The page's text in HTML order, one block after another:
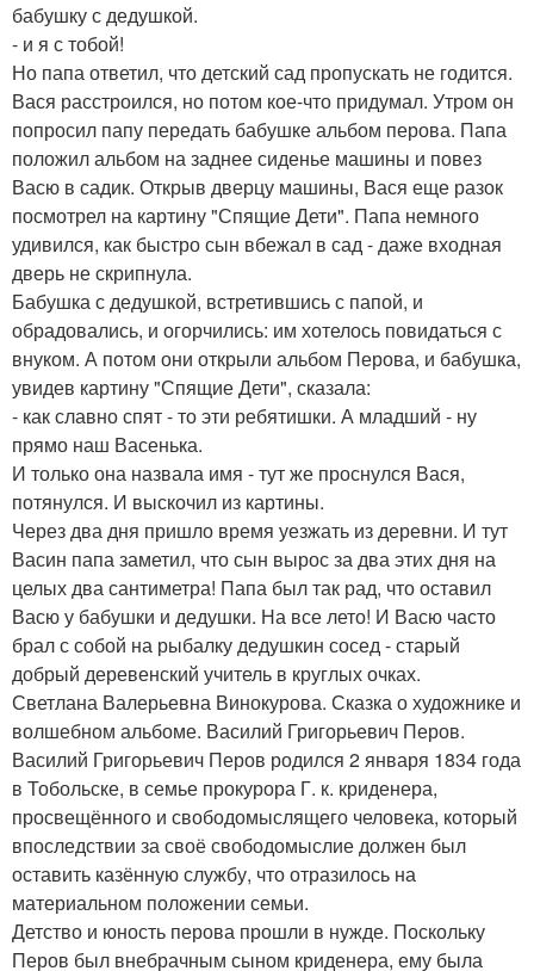
бабушку с дедушкой.
- и я с тобой!
Но папа ответил, что детский сад пропускать не годится.
Вася расстроился, но потом кое-что придумал. Утром он
попросил папу передать бабушке альбом перова. Папа
положил альбом на заднее сиденье машины и повез
Васю в садик. Открыв дверцу машины, Вася еще разок
посмотрел на картину "Спящие Дети". Папа немного
удивился, как быстро сын вбежал в сад - даже входная
дверь не скрипнула.
Бабушка с дедушкой, встретившись с папой, и
обрадовались, и огорчились: им хотелось повидаться с
внуком. А потом они открыли альбом Перова, и бабушка,
увидев картину "Спящие Дети", сказала:
- как славно спят - то эти ребятишки. А младший - ну
прямо наш Васенька.
И только она назвала имя - тут же проснулся Вася,
потянулся. И выскочил из картины.
Через два дня пришло время уезжать из деревни. И тут
Васин папа заметил, что сын вырос за два этих дня на
целых два сантиметра! Папа был так рад, что оставил
Васю у бабушки и дедушки. На все лето! И Васю часто
брал с собой на рыбалку дедушкин сосед - старый
добрый деревенский учитель в круглых очках.
Светлана Валерьевна Винокурова. Сказка о художнике и
волшебном альбоме. Василий Григорьевич Перов.
Василий Григорьевич Перов родился 2 января 1834 года
в Тобольске, в семье прокурора Г. к. криденера,
просвещённого и свободомыслящего человека, который
впоследствии за своё свободомыслие должен был
оставить казённую службу, что отразилось на
материальном положении семьи.
Детство и юность перова прошли в нужде. Поскольку
Перов был внебрачным сыном криденера, ему была